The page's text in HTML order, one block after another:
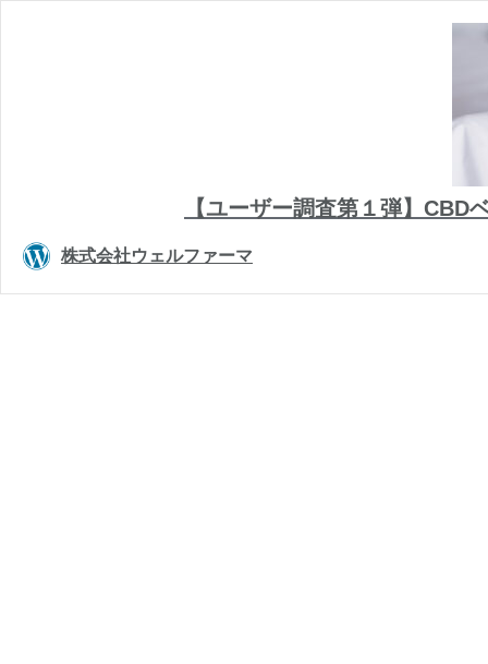
【ユーザー調査第１弾】CBD
株式会社ウェルファーマ